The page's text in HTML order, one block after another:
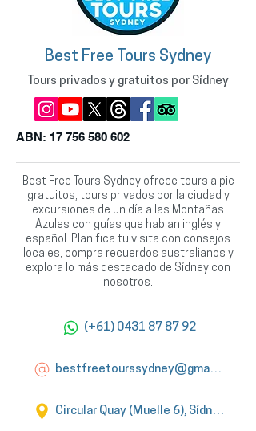
Best Free Tours Sydney
Tours privados y gratuitos por Sídney
ABN: 17 756 580 602
Best Free Tours Sydney ofrece tours a pie
gratuitos, tours privados por la ciudad y
excursiones de un día a las Montañas
Azules con guías que hablan inglés y
español. Planifica tu visita con consejos
locales, compra recuerdos australianos y
explora lo más destacado de Sídney con
nosotros.
(+61) 0431 87 87 92
bestfreetourssydney@gmail.com
Circular Quay (Muelle 6), Sídney